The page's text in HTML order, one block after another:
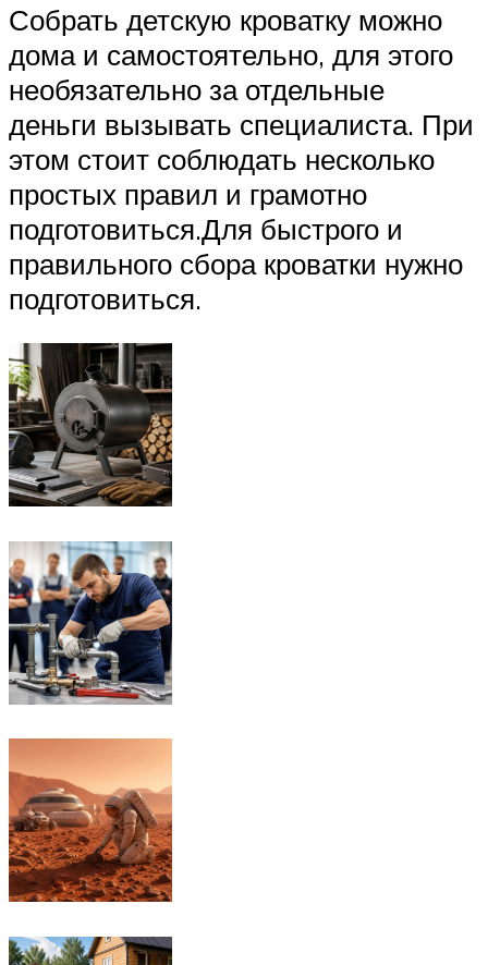
Собрать детскую кроватку можно
дома и самостоятельно, для этого
необязательно за отдельные
деньги вызывать специалиста. При
этом стоит соблюдать несколько
простых правил и грамотно
подготовиться.Для быстрого и
правильного сбора кроватки нужно
подготовиться.